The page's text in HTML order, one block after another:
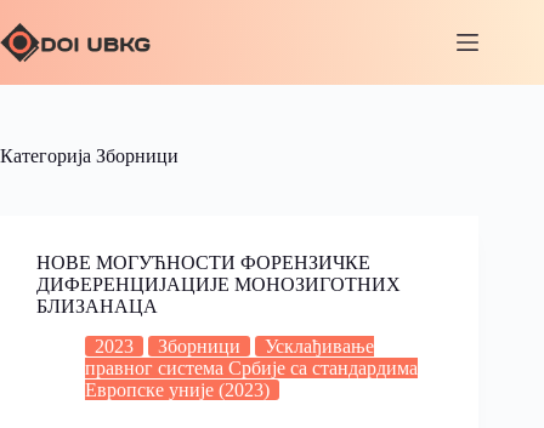
Категорија Зборници
НОВЕ МОГУЋНОСТИ ФОРЕНЗИЧКЕ
ДИФЕРЕНЦИЈАЦИЈЕ МОНОЗИГОТНИХ
БЛИЗАНАЦА
2023
Зборници
Усклађивање
правног система Србије са стандардима
Европске уније (2023)